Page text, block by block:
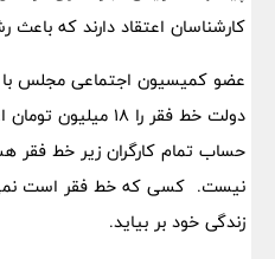
کارشناسان اعتقاد دارند که
عضو کمیسیون اجتماعی مجلس با
دولت خط فقر را ۱۸
حساب تمام کارگران زیر خط فقر
نیست. کسی که خط فقر است نمی
زندگی خود بر بیاید.